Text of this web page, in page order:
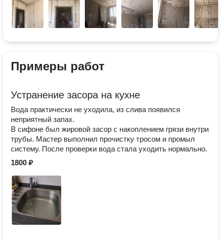
Примеры работ
Устранение засора на кухне
Вода практически не уходила, из слива появился
неприятный запах.
В сифоне был жировой засор с накоплением грязи внутри
трубы. Мастер выполнил прочистку тросом и промыл
систему. После проверки вода стала уходить нормально.
1800 ₽